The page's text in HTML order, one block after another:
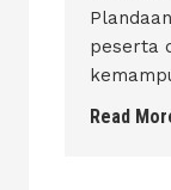
peserta
Read